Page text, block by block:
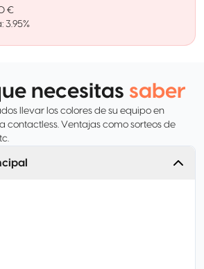
€
3.95%
necesitas saber
llevar los colores de su equipo en
contactless. Ventajas como sorteos de